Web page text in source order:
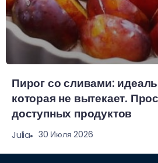
Пирог со сливами:
которая не вытекает.
доступных продуктов
Julia 30 Июля 2026